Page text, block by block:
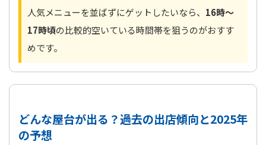
人気メニューを並ばずにゲットしたいなら、 16時～
17時頃の比較的空いている時間帯を狙うのがおすす
めです。
どんな屋台が出る？過去の出店傾向と2025年
の予想